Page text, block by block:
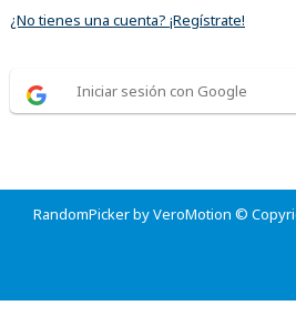
¿No tienes una cuenta? ¡Regístrate!
Iniciar sesión con Google
RandomPicker by VeroMotion ©